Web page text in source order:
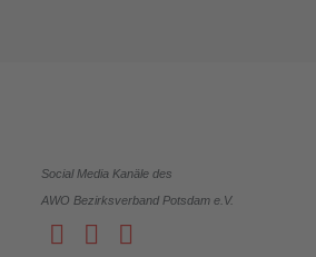
Social Media Kanäle des
AWO Bezirksverband Potsdam e.V.